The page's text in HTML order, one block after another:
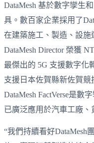
DataMesh 基於數字孿生
具。數百家企業採用了
在建築施工、製造、設施
DataMesh Director 榮獲
最傑出的 5G 支援數字化
支援日本佐賀縣新佐賀競
DataMesh FactVerse是數
已廣泛應用於汽車工廠、
“我們持續看好DataMesh